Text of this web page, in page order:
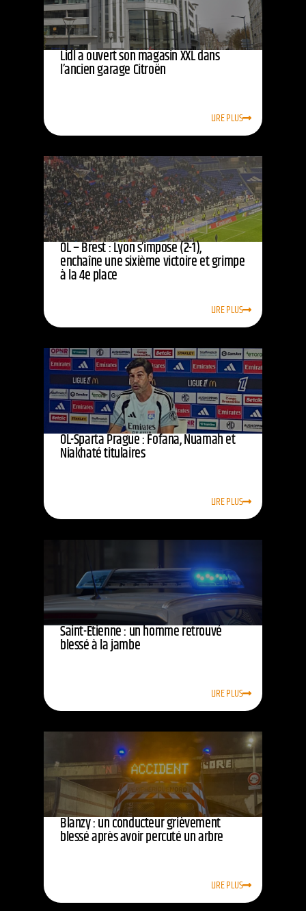
Lidl a ouvert son magasin XXL dans
l’ancien garage Citroën
LIRE PLUS
OL – Brest : Lyon s’impose (2-1),
enchaîne une sixième victoire et grimpe
à la 4e place
LIRE PLUS
OL-Sparta Prague : Fofana, Nuamah et
Niakhaté titulaires
LIRE PLUS
Saint-Étienne : un homme retrouvé
blessé à la jambe
LIRE PLUS
Blanzy : un conducteur grièvement
blessé après avoir percuté un arbre
LIRE PLUS